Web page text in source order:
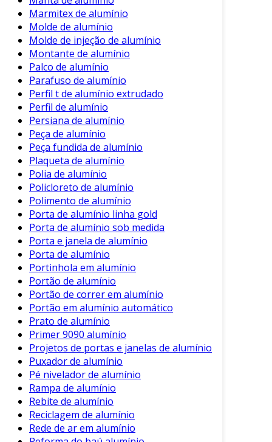
Marmitex de alumínio
Molde de alumínio
Molde de injeção de alumínio
Montante de alumínio
Palco de alumínio
Parafuso de alumínio
Perfil t de alumínio extrudado
Perfil de alumínio
Persiana de alumínio
Peça de alumínio
Peça fundida de alumínio
Plaqueta de alumínio
Polia de alumínio
Policloreto de alumínio
Polimento de alumínio
Porta de alumínio linha gold
Porta de alumínio sob medida
Porta e janela de alumínio
Porta de alumínio
Portinhola em alumínio
Portão de alumínio
Portão de correr em alumínio
Portão em alumínio automático
Prato de alumínio
Primer 9090 alumínio
Projetos de portas e janelas de alumínio
Puxador de alumínio
Pé nivelador de alumínio
Rampa de alumínio
Rebite de alumínio
Reciclagem de alumínio
Rede de ar em alumínio